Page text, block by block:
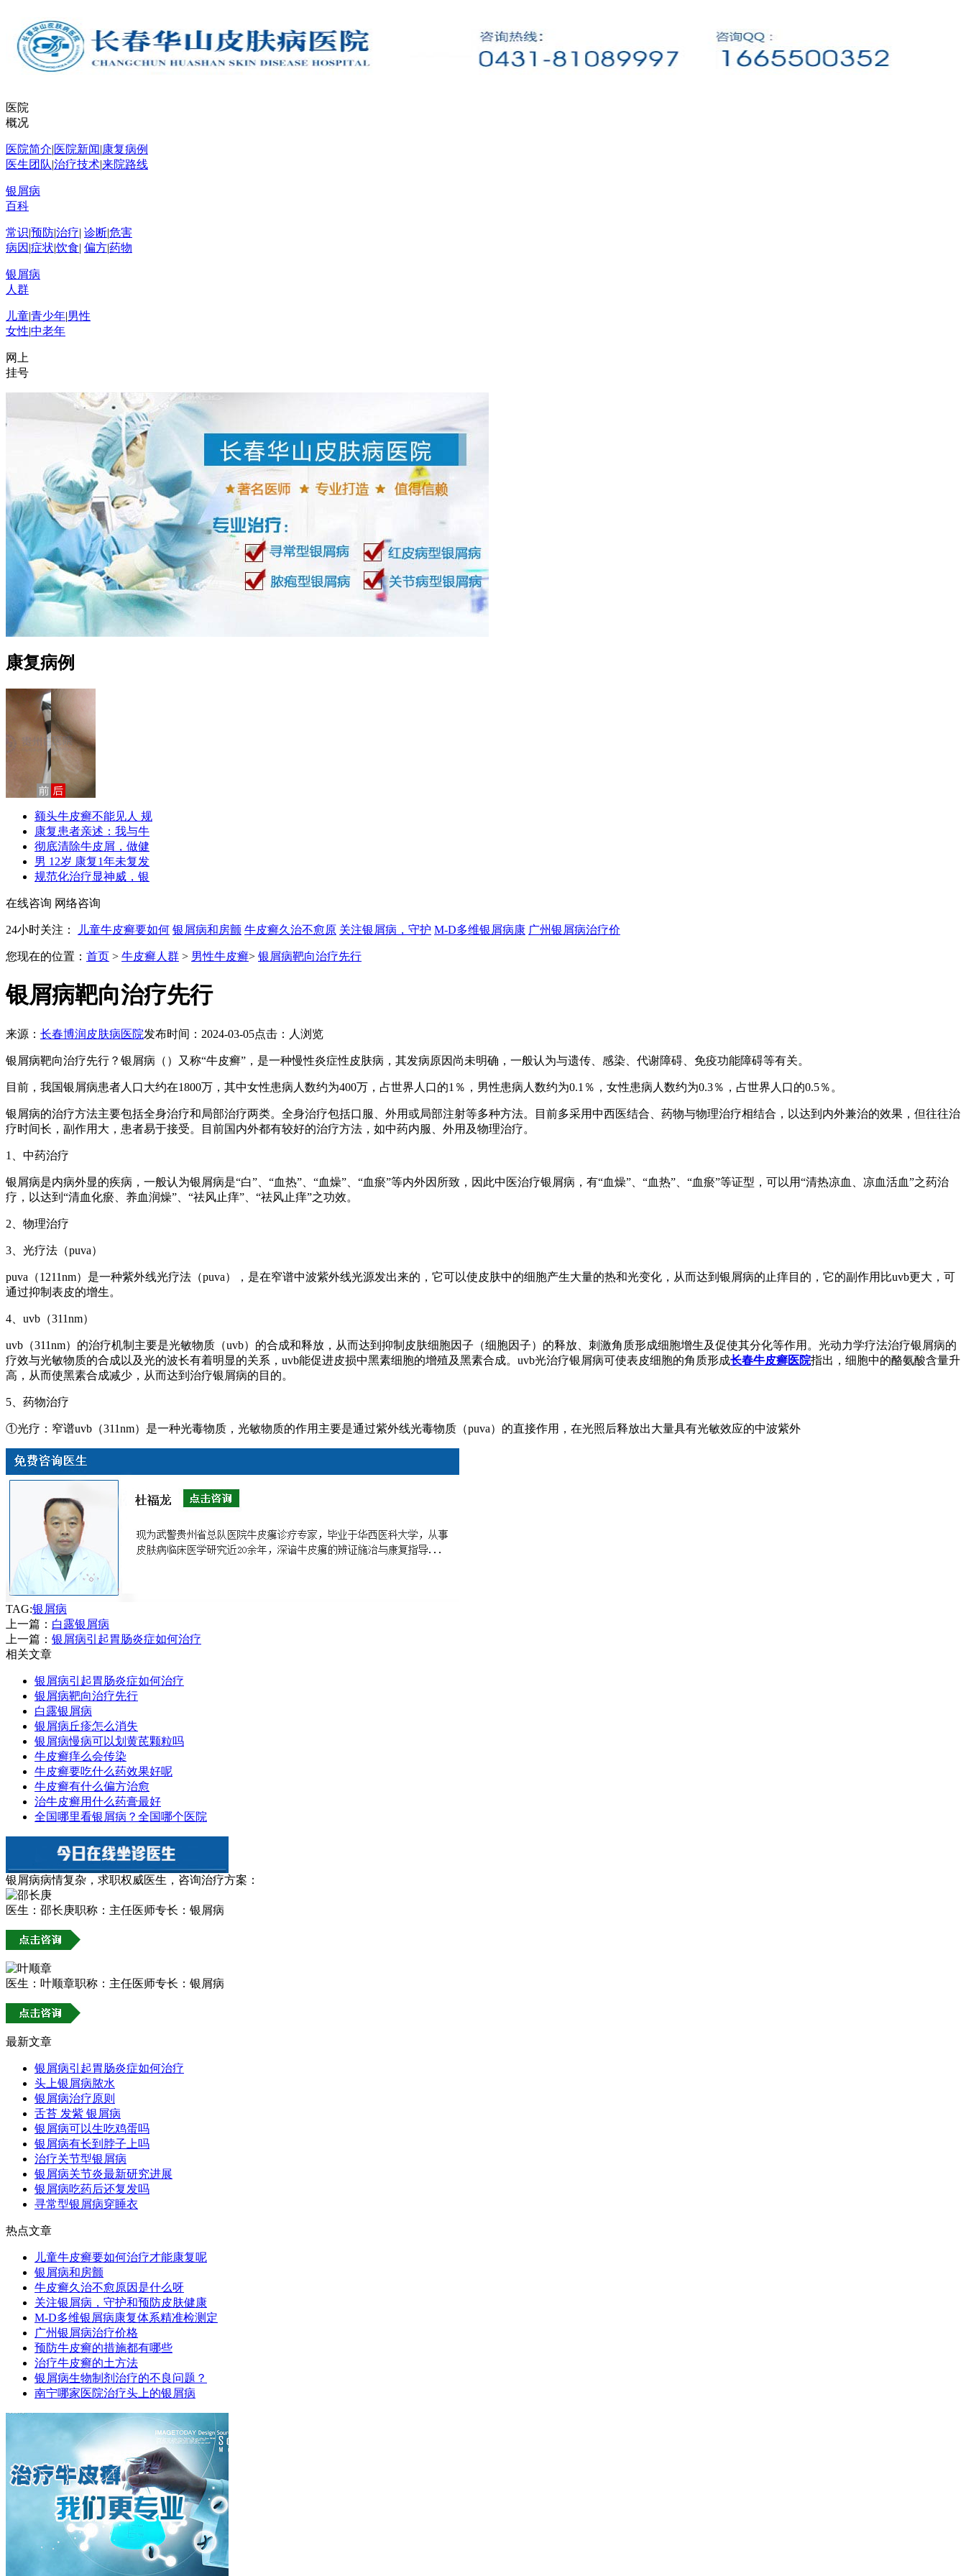
医院
概况
医院简介|医院新闻|康复病例
医生团队|治疗技术|来院路线
银屑病
百科
常识|预防|治疗| 诊断|危害
病因 |症状|饮食| 偏方|药物
银屑病
人群
儿童|青少年|男性
女性|中老年
网上
挂号
康复病例
额头牛皮癣不能见人 规
康复患者亲述：我与牛
彻底清除牛皮屑，做健
男 12岁 康复1年未复发
规范化治疗显神威，银
在线咨询 网络咨询
24小时关注： 儿童牛皮癣要如何 银屑病和房颤 牛皮癣久治不愈原 关注银屑病，守护 M-D多维银屑病康 广州银屑病治疗价
您现在的位置： 首页 > 牛皮癣人群 > 男性牛皮癣> 银屑病靶向治疗先行
银屑病靶向治疗先行
来源： 长春博润皮肤病医院发布时间：2024-03-05点击： 人浏览
银屑病靶向治疗先行？银屑病（）又称“牛皮癣”，是一种慢性炎症性皮肤病，其发病原因尚未明确，一般认为与遗传、感染、代谢障碍、免疫功能障碍等有关。
目前，我国银屑病患者人口大约在1800万，其中女性患病人数约为400万，占世界人口的1％，男性患病人数约为0.1％，女性患病人数约为0.3％，占世界人口的0.5％。
银屑病的治疗方法主要包括全身治疗和局部治疗两类。全身治疗包括口服、外用或局部注射等多种方法。目前多采用中西医结合、药物与物理治疗相结合，以达到内外兼治的效果，但往往治
疗时间长，副作用大，患者易于接受。目前国内外都有较好的治疗方法，如中药内服、外用及物理治疗。
1、中药治疗
银屑病是内病外显的疾病，一般认为银屑病是“白”、“血热”、“血燥”、“血瘀”等内外因所致，因此中医治疗银屑病，有“血燥”、“血热”、“血瘀”等证型，可以用“清热凉血、凉血活血”之药治
疗，以达到“清血化瘀、养血润燥”、“祛风止痒”、“祛风止痒”之功效。
2、物理治疗
3、光疗法（puva）
puva（1211nm）是一种紫外线光疗法（puva），是在窄谱中波紫外线光源发出来的，它可以使皮肤中的细胞产生大量的热和光变化，从而达到银屑病的止痒目的，它的副作用比uvb更大，可
通过抑制表皮的增生。
4、uvb（311nm）
uvb（311nm）的治疗机制主要是光敏物质（uvb）的合成和释放，从而达到抑制皮肤细胞因子（细胞因子）的释放、刺激角质形成细胞增生及促使其分化等作用。光动力学疗法治疗银屑病的
疗效与光敏物质的合成以及光的波长有着明显的关系，uvb能促进皮损中黑素细胞的增殖及黑素合成。uvb光治疗银屑病可使表皮细胞的角质形成长春牛皮癣医院指出，细胞中的酪氨酸含量升
高，从而使黑素合成减少，从而达到治疗银屑病的目的。
5、药物治疗
①光疗：窄谱uvb（311nm）是一种光毒物质，光敏物质的作用主要是通过紫外线光毒物质（puva）的直接作用，在光照后释放出大量具有光敏效应的中波紫外
TAG:银屑病
上一篇： 白露银屑病
上一篇： 银屑病引起胃肠炎症如何治疗
相关文章
银屑病引起胃肠炎症如何治疗
银屑病靶向治疗先行
白露银屑病
银屑病丘疹怎么消失
银屑病慢病可以划黄芪颗粒吗
牛皮癣痒么会传染
牛皮癣要吃什么药效果好呢
牛皮癣有什么偏方治愈
治牛皮癣用什么药膏最好
全国哪里看银屑病？全国哪个医院
银屑病病情复杂，求职权威医生，咨询治疗方案：
医生：邵长庚职称：主任医师专长：银屑病
医生：叶顺章职称：主任医师专长：银屑病
最新文章
银屑病引起胃肠炎症如何治疗
头上银屑病脓水
银屑病治疗原则
舌苔 发紫 银屑病
银屑病可以生吃鸡蛋吗
银屑病有长到脖子上吗
治疗关节型银屑病
银屑病关节炎最新研究进展
银屑病吃药后还复发吗
寻常型银屑病穿睡衣
热点文章
儿童牛皮癣要如何治疗才能康复呢
银屑病和房颤
牛皮癣久治不愈原因是什么呀
关注银屑病，守护和预防皮肤健康
M-D多维银屑病康复体系精准检测定
广州银屑病治疗价格
预防牛皮癣的措施都有哪些
治疗牛皮癣的土方法
银屑病生物制剂治疗的不良问题？
南宁哪家医院治疗头上的银屑病